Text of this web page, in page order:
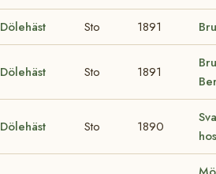
Dölehäst Sto 1891
Dölehäst Sto 1891
Dölehäst Sto 1890